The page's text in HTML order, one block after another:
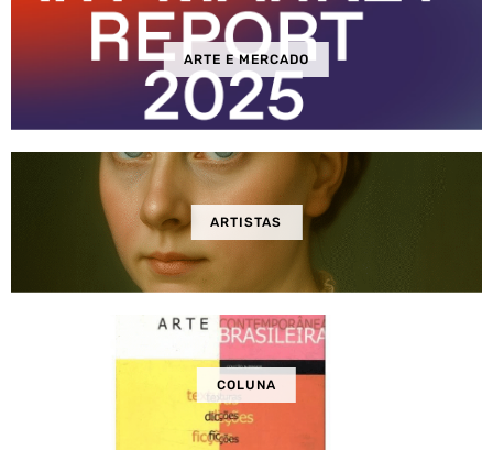
ARTE E MERCADO
ARTISTAS
COLUNA